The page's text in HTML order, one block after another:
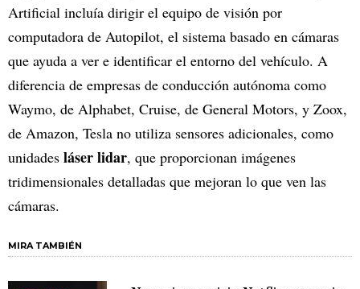
Artificial incluía dirigir el equipo de visión por
computadora de Autopilot, el sistema basado en cámaras
que ayuda a ver e identificar el entorno del vehículo. A
diferencia de empresas de conducción autónoma como
Waymo, de Alphabet, Cruise, de General Motors, y Zoox,
de Amazon, Tesla no utiliza sensores adicionales, como
unidades láser lidar, que proporcionan imágenes
tridimensionales detalladas que mejoran lo que ven las
cámaras.
MIRA TAMBIÉN